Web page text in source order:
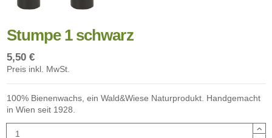
Stumpe 1 schwarz
5,50 €
Preis inkl. MwSt.
100% Bienenwachs, ein Wald&Wiese Naturprodukt. Handgemacht
in Wien seit 1928.